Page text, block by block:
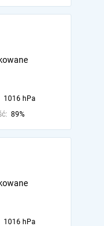
1016 hPa
89%
1016 hPa